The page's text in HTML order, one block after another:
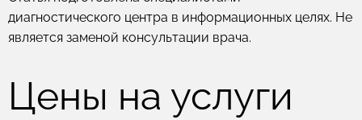
диагностического центра в информационных целях. Не
является заменой консультации врача.
Цены на услуги